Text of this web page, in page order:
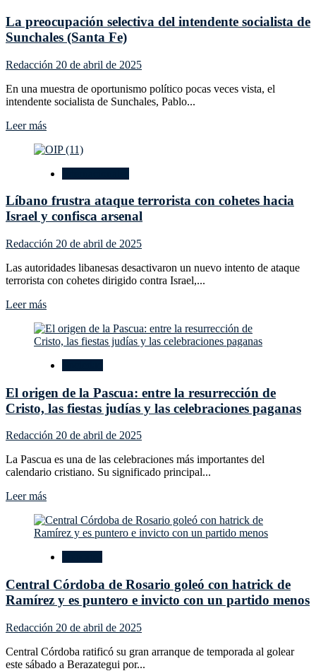
el
novelista
de
la
libertad
que
se
en
La preocupación selectiva del intendente socialista de
Sunchales (Santa Fe)
Redacción 20 de abril de 2025
En una muestra de oportunismo político pocas veces vista, el
intendente socialista de Sunchales, Pablo...
Leer másLeer
sobre
preocupación
del
intendente
de
Sunchales
(Santa
Fe)
Líbano frustra ataque terrorista con cohetes hacia
Israel y confisca arsenal
Redacción 20 de abril de 2025
Las autoridades libanesas desactivaron un nuevo intento de ataque
terrorista con cohetes dirigido contra Israel,...
Leer másLeer
sobre
Líbano
ataque
con
cohetes
hacia
Israel
y
confisca
arsenal
El origen de la Pascua: entre la resurrección de
Cristo, las fiestas judías y las celebraciones paganas
Redacción 20 de abril de 2025
La Pascua es una de las celebraciones más importantes del
calendario cristiano. Su significado principal...
Leer másLeer
sobre
El
de
Pascua:
entre
resurrección
de
Cristo,
las
Central Córdoba de Rosario goleó con hatrick de
Ramírez y es puntero e invicto con un partido menos
Redacción 20 de abril de 2025
Central Córdoba ratificó su gran arranque de temporada al golear
este sábado a Berazategui por...